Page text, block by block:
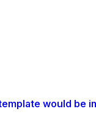
would be